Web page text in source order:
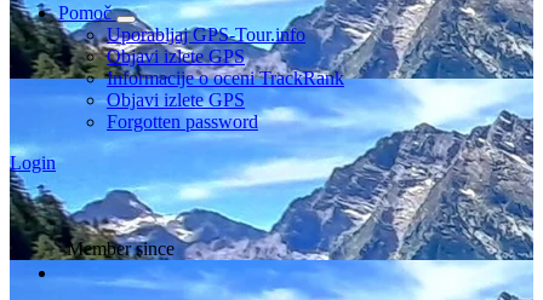
Pomoč
Uporabljaj GPS-Tour.info
Objavi izlete GPS
Informacije o oceni TrackRank
Objavi izlete GPS
Forgotten password
Login
Member since